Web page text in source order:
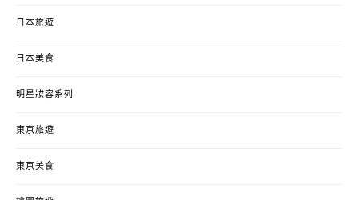
日本旅遊
日本美食
明星妝容系列
東京旅遊
東京美食